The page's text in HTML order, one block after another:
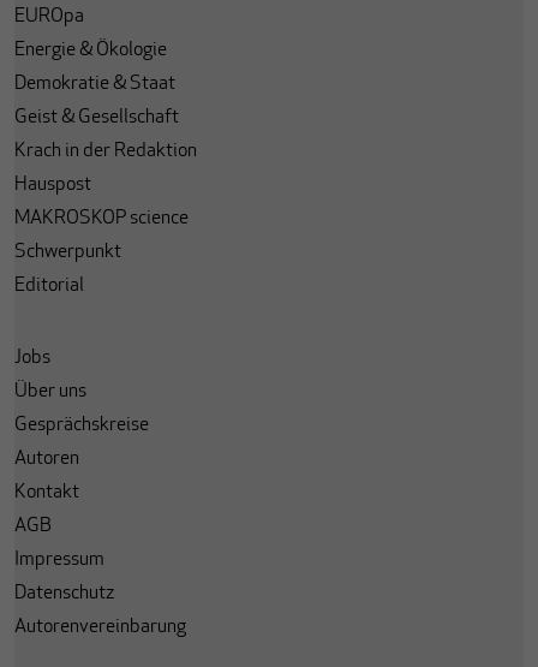
EUROpa
Energie & Ökologie
Demokratie & Staat
Geist & Gesellschaft
Krach in der Redaktion
Hauspost
MAKROSKOP science
Schwerpunkt
Editorial
Jobs
Über uns
Gesprächskreise
Autoren
Kontakt
AGB
Impressum
Datenschutz
Autorenvereinbarung